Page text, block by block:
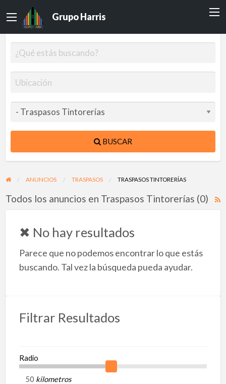
Grupo Harris
BUSCAR
ANUNCIOS TRASPASOS TRASPASOS TINTORERÍAS
Todos los anuncios en Traspasos Tintorerías (0)
✖ No hay resultados
Parece que no podemos encontrar lo que estás
buscando. Tal vez la búsqueda pueda ayudar.
Filtrar Resultados
Radio
kilometros